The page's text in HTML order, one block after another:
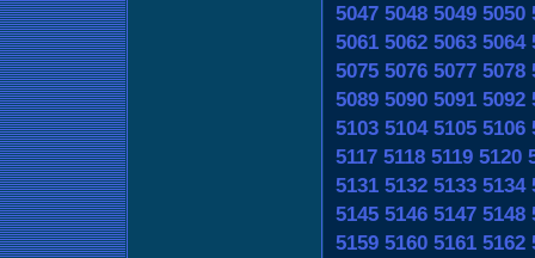
5047 5048 5049 5050
5061 5062 5063 5064
5075 5076 5077 5078
5089 5090 5091 5092
5103 5104 5105 5106
5117 5118 5119 5120
5131 5132 5133 5134
5145 5146 5147 5148
5159 5160 5161 5162